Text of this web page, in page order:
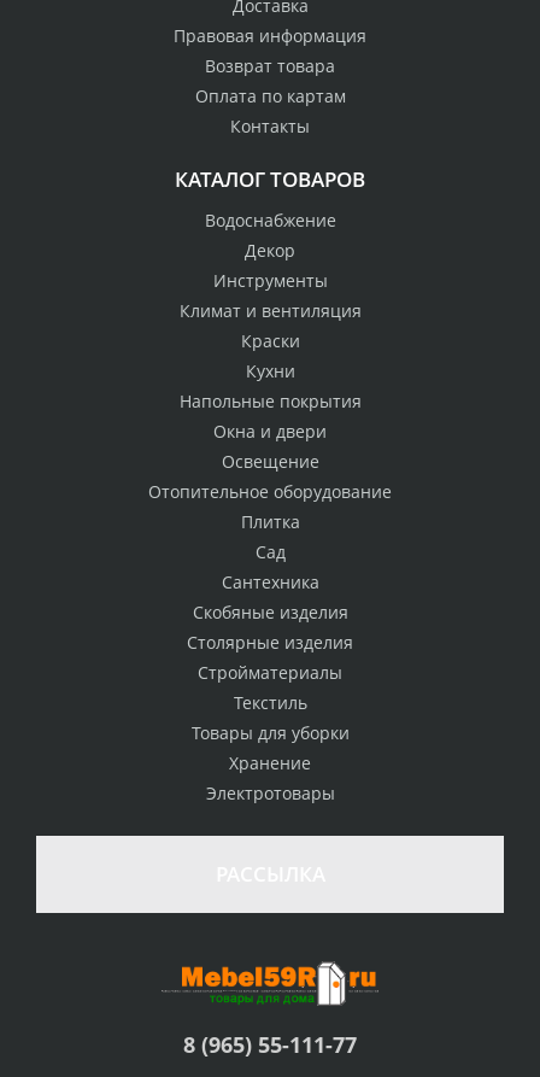
Доставка
Правовая информация
Возврат товара
Оплата по картам
Контакты
КАТАЛОГ ТОВАРОВ
Водоснабжение
Декор
Инструменты
Климат и вентиляция
Краски
Кухни
Напольные покрытия
Окна и двери
Освещение
Отопительное оборудование
Плитка
Сад
Сантехника
Скобяные изделия
Столярные изделия
Стройматериалы
Текстиль
Товары для уборки
Хранение
Электротовары
8 (965) 55-111-77